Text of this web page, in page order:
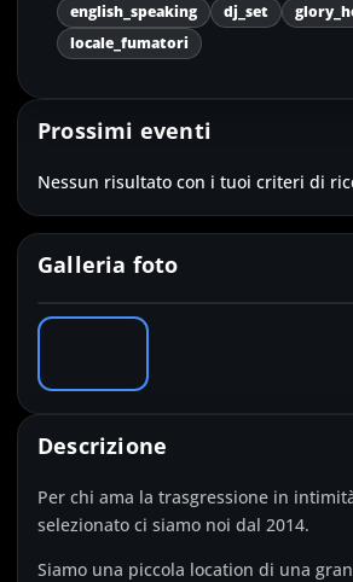
english_speaking
dj_set
locale_fumatori
Prossimi eventi
Nessun risultato con i tuoi criteri di
Galleria foto
Descrizione
Per chi ama la trasgressione in
selezionato ci siamo noi dal 2014.
Siamo una piccola location di una